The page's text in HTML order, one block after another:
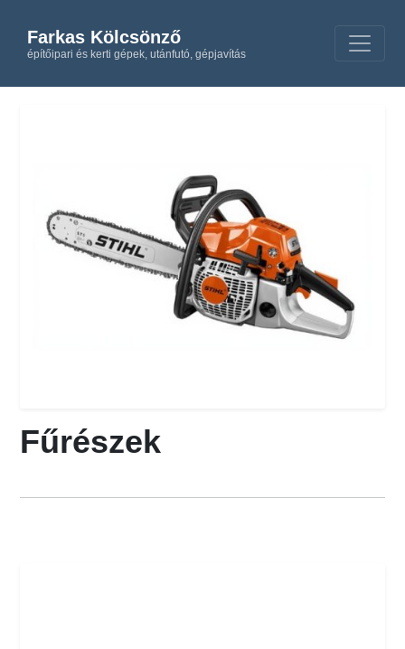
Farkas Kölcsönző
építőipari és kerti gépek, utánfutó, gépjavítás
Fűrészek